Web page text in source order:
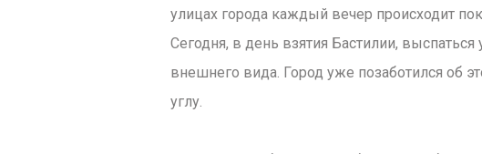
улицах города каждый вечер происходит
Сегодня, в день взятия Бастилии,
внешнего вида. Город уже позаботился
углу.